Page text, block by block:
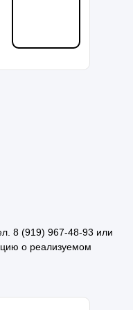
8 (919) 967-48-93 или
о реализуемом